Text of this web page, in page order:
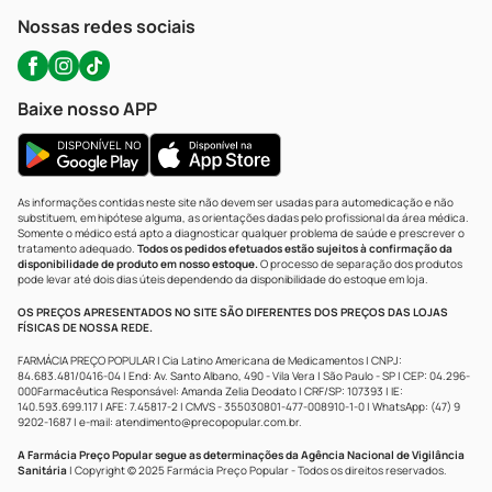
Nossas redes sociais
Baixe nosso APP
As informações contidas neste site não devem ser usadas para automedicação e não
substituem, em hipótese alguma, as orientações dadas pelo profissional da área médica.
Somente o médico está apto a diagnosticar qualquer problema de saúde e prescrever o
tratamento adequado. Todos os pedidos efetuados estão sujeitos à confirmação da
disponibilidade de produto em nosso estoque.O processo de separação dos produtos
pode levar até dois dias úteis dependendo da disponibilidade do estoque em loja.
OS PREÇOS APRESENTADOS NO SITE SÃO DIFERENTES DOS PREÇOS DAS LOJAS
FÍSICAS DE NOSSA REDE.
FARMÁCIA PREÇO POPULAR | Cia Latino Americana de Medicamentos | CNPJ:
84.683.481/0416-04 | End: Av. Santo Albano, 490 - Vila Vera | São Paulo - SP | CEP: 04.296-
000Farmacêutica Responsável: Amanda Zelia Deodato | CRF/SP: 107393 | IE:
140.593.699.117 | AFE: 7.45817-2 | CMVS - 355030801-477-008910-1-0 | WhatsApp: (47) 9
9202-1687 | e-mail: atendimento@precopopular.com.br.
A Farmácia Preço Popular segue as determinações da Agência Nacional de Vigilância
Sanitária | Copyright © 2025 Farmácia Preço Popular - Todos os direitos reservados.